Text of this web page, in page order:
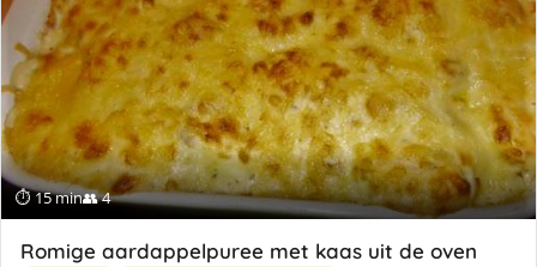
⏱ 15 min👥 4
Romige aardappelpuree met kaas uit de oven